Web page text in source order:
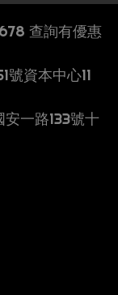
查詢有優惠
號資本中心11
一路133號十